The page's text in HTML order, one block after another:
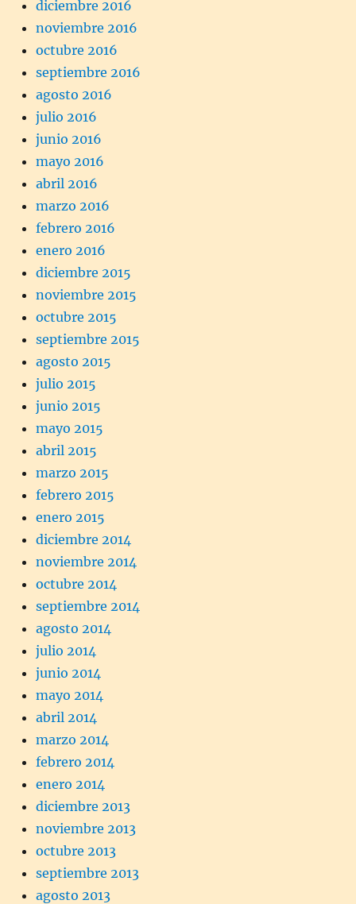
diciembre 2016
noviembre 2016
octubre 2016
septiembre 2016
agosto 2016
julio 2016
junio 2016
mayo 2016
abril 2016
marzo 2016
febrero 2016
enero 2016
diciembre 2015
noviembre 2015
octubre 2015
septiembre 2015
agosto 2015
julio 2015
junio 2015
mayo 2015
abril 2015
marzo 2015
febrero 2015
enero 2015
diciembre 2014
noviembre 2014
octubre 2014
septiembre 2014
agosto 2014
julio 2014
junio 2014
mayo 2014
abril 2014
marzo 2014
febrero 2014
enero 2014
diciembre 2013
noviembre 2013
octubre 2013
septiembre 2013
agosto 2013